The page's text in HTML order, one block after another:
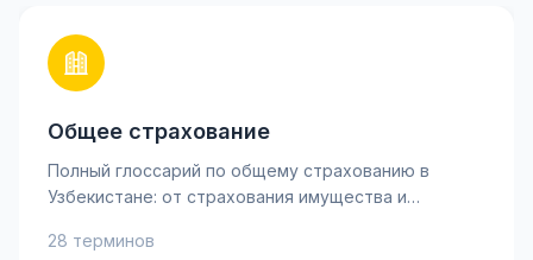
Общее страхование
Полный глоссарий по общему страхованию в
Узбекистане: от страхования имущества и
рисков. Узнайте ключевые термины, такие как
28 терминов